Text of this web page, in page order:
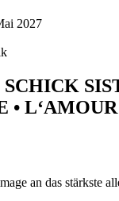
2027
• L‘AMOUR
an das stärkste